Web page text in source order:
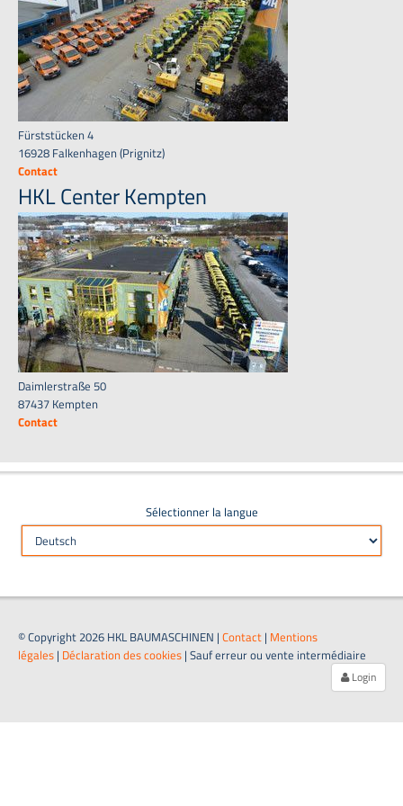
Fürststücken 4
16928 Falkenhagen (Prignitz)
Contact
HKL Center Kempten
Daimlerstraße 50
87437 Kempten
Contact
Sélectionner la langue
© Copyright 2026 HKL BAUMASCHINEN | Contact | Mentions
légales | Déclaration des cookies | Sauf erreur ou vente intermédiaire
Login